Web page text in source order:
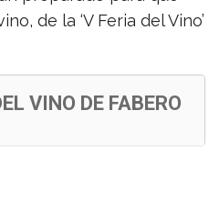
de la ‘V Feria del Vino’
VINO DE FABERO